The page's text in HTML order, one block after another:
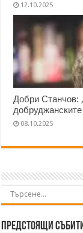
12.10.2025
Добри Станчов:
08.10.2025
Предстоящи